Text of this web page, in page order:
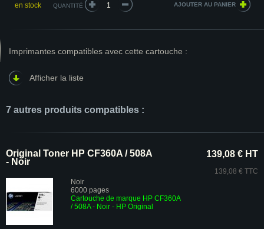
en stock QUANTITÉ
Imprimantes compatibles avec cette cartouche :
Afficher la liste
7 autres produits compatibles :
Original Toner HP CF360A / 508A
- Noir
Noir
6000 pages
Cartouche de marque HP CF360A
/ 508A - Noir - HP Original
139,08 € HT
139,08 € TTC